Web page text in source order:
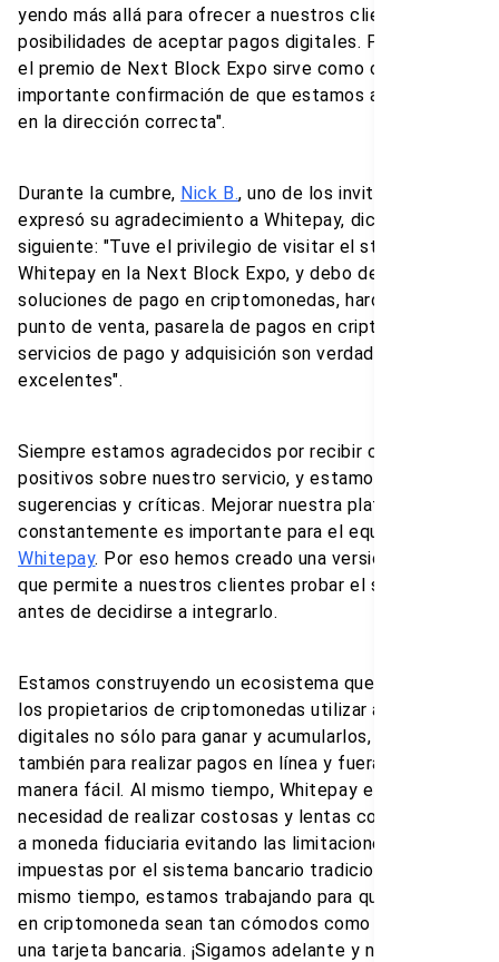
yendo más allá para ofrecer a nuestros clientes más
posibilidades de aceptar pagos digitales. Por lo tanto,
el premio de Next Block Expo sirve como otra
importante confirmación de que estamos avanzando
en la dirección correcta".
Durante la cumbre, Nick B., uno de los invitados,
expresó su agradecimiento a Whitepay, diciendo lo
siguiente: "Tuve el privilegio de visitar el stand de
Whitepay en la Next Block Expo, y debo decir que sus
soluciones de pago en criptomonedas, hardware de
punto de venta, pasarela de pagos en criptomonedas y
servicios de pago y adquisición son verdaderamente
excelentes".
Siempre estamos agradecidos por recibir comentarios
positivos sobre nuestro servicio, y estamos abiertos a
sugerencias y críticas. Mejorar nuestra plataforma
constantemente es importante para el equipo de
Whitepay. Por eso hemos creado una versión demo,
que permite a nuestros clientes probar el servicio
antes de decidirse a integrarlo.
Estamos construyendo un ecosistema que permite a
los propietarios de criptomonedas utilizar activos
digitales no sólo para ganar y acumularlos, sino
también para realizar pagos en línea y fuera de línea de
manera fácil. Al mismo tiempo, Whitepay elimina la
necesidad de realizar costosas y lentas conversiones
a moneda fiduciaria evitando las limitaciones
impuestas por el sistema bancario tradicional. Al
mismo tiempo, estamos trabajando para que los pagos
en criptomoneda sean tan cómodos como pagar con
una tarjeta bancaria. ¡Sigamos adelante y nos vemos en